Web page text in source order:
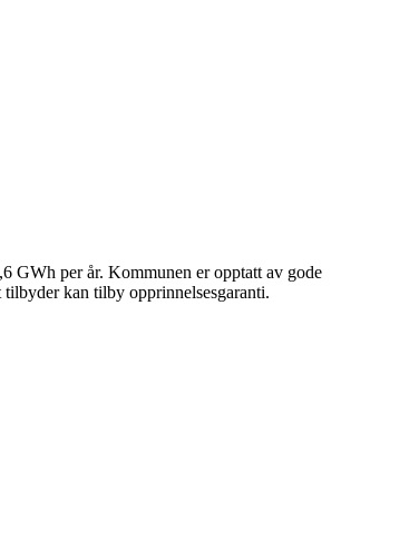
GWh per år. Kommunen er opptatt av gode
kan tilby opprinnelsesgaranti.